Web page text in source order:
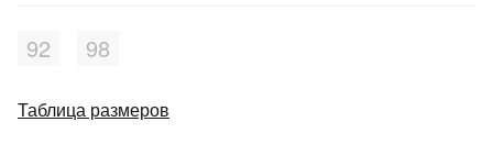
92 98
Таблица размеров
Добавляйте товары